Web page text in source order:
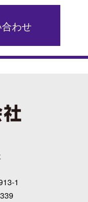
わせ
1